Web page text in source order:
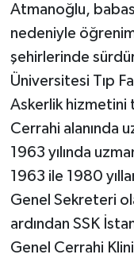
Atmanoğlu,
nedeniyle öğrenim
şehirlerinde
Üniversitesi Tıp
Askerlik hizmetini
Cerrahi alanında
1963 yılında
1963 ile 1980
Genel Sekreteri
ardından SSK
Genel Cerrahi